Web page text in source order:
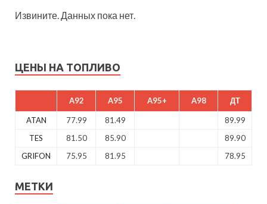
Извините. Данных пока нет.
ЦЕНЫ НА ТОПЛИВО
A92 A95 A95+ A98 ДТ
ATAN 77.99 81.49
89.99
TES
81.50 85.90
89.90
GRIFON
75.95 81.95 78.95
МЕТКИ